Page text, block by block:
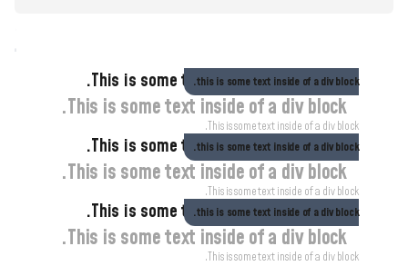
this is some text inside of a div block.
This is some text inside of a div block.
This is some text inside of a div block.
This is some text inside of a div block.
this is some text inside of a div block.
This is some text inside of a div block.
This is some text inside of a div block.
This is some text inside of a div block.
this is some text inside of a div block.
This is some text inside of a div block.
This is some text inside of a div block.
This is some text inside of a div block.